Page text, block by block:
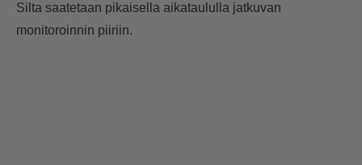
Silta saatetaan pikaisella aikataululla jatkuvan
monitoroinnin piiriin.